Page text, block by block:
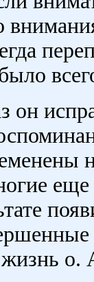
он
о.